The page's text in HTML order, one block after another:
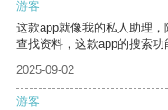
游客
这款app就像我的私人助理
查找资料，这款app的搜索功
2025-09-02
游客